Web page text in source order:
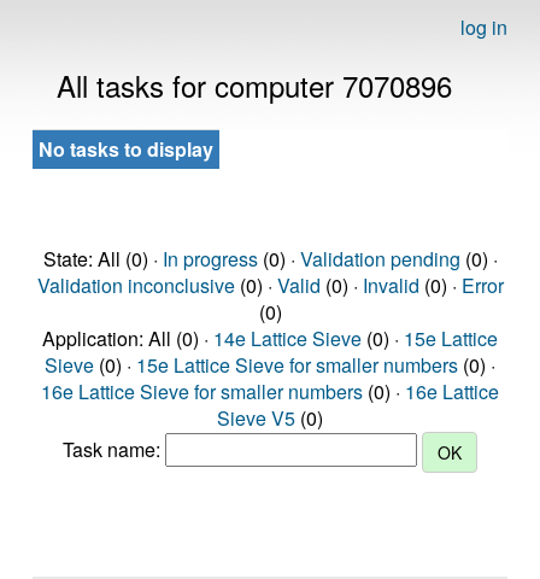
log in
All tasks for computer 7070896
No tasks to display
State: All (0) · In progress(0) · Validation pending (0) ·
Validation inconclusive(0) · Valid (0) · Invalid (0) · Error
(0)
Application: All (0) · 14e Lattice Sieve (0) · 15e Lattice
Sieve (0) · 15e Lattice Sieve for smaller numbers (0) ·
16e Lattice Sieve for smaller numbers (0) · 16e Lattice
Sieve V5 (0)
Task name: